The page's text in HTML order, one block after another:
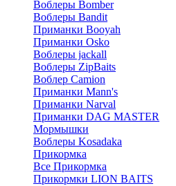
Воблеры Bomber
Воблеры Bandit
Приманки Booyah
Приманки Osko
Воблеры jackall
Воблеры ZipBaits
Воблер Camion
Приманки Mann's
Приманки Narval
Приманки DAG MASTER
Мормышки
Воблеры Kosadaka
Прикормка
Все Прикормка
Прикормки LION BAITS